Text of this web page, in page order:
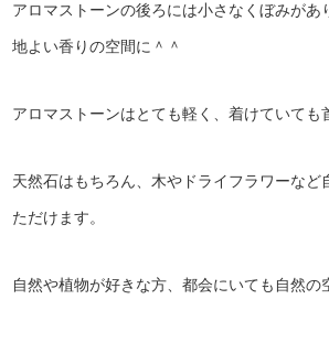
アロマストーンの後ろには小さなくぼみが
地よい香りの空間に＾＾
アロマストーンはとても軽く、着けていても
天然石はもちろん、木やドライフラワーな
ただけます。
自然や植物が好きな方、都会にいても自然の